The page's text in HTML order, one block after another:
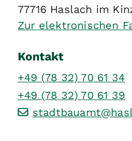
77716 Haslach im
Zur elektronischen
Kontakt
+49 (78 32) 70 61 34
+49 (78 32) 70 61 39